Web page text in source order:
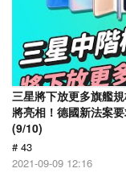
三星將下放更多旗艦
將亮相！德國新法案
(9/10)
# 43
2021-09-09 12:16